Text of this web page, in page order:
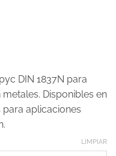
DIN 1837N para
Disponibles en
aplicaciones
LIMPIAR